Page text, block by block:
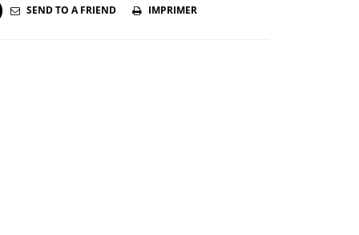
SEND TO A FRIEND IMPRIMER